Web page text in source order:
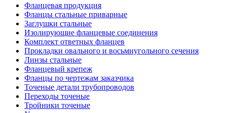
Фланцевая продукция
Фланцы стальные приварные
Заглушки стальные
Изолирующие фланцевые соединения
Комплект ответных фланцев
Прокладки овального и восьмиугольного сечения
Линзы стальные
Фланцевый крепеж
Фланцы по чертежам заказчика
Точеные детали трубопроводов
Переходы точеные
Тройники точеные